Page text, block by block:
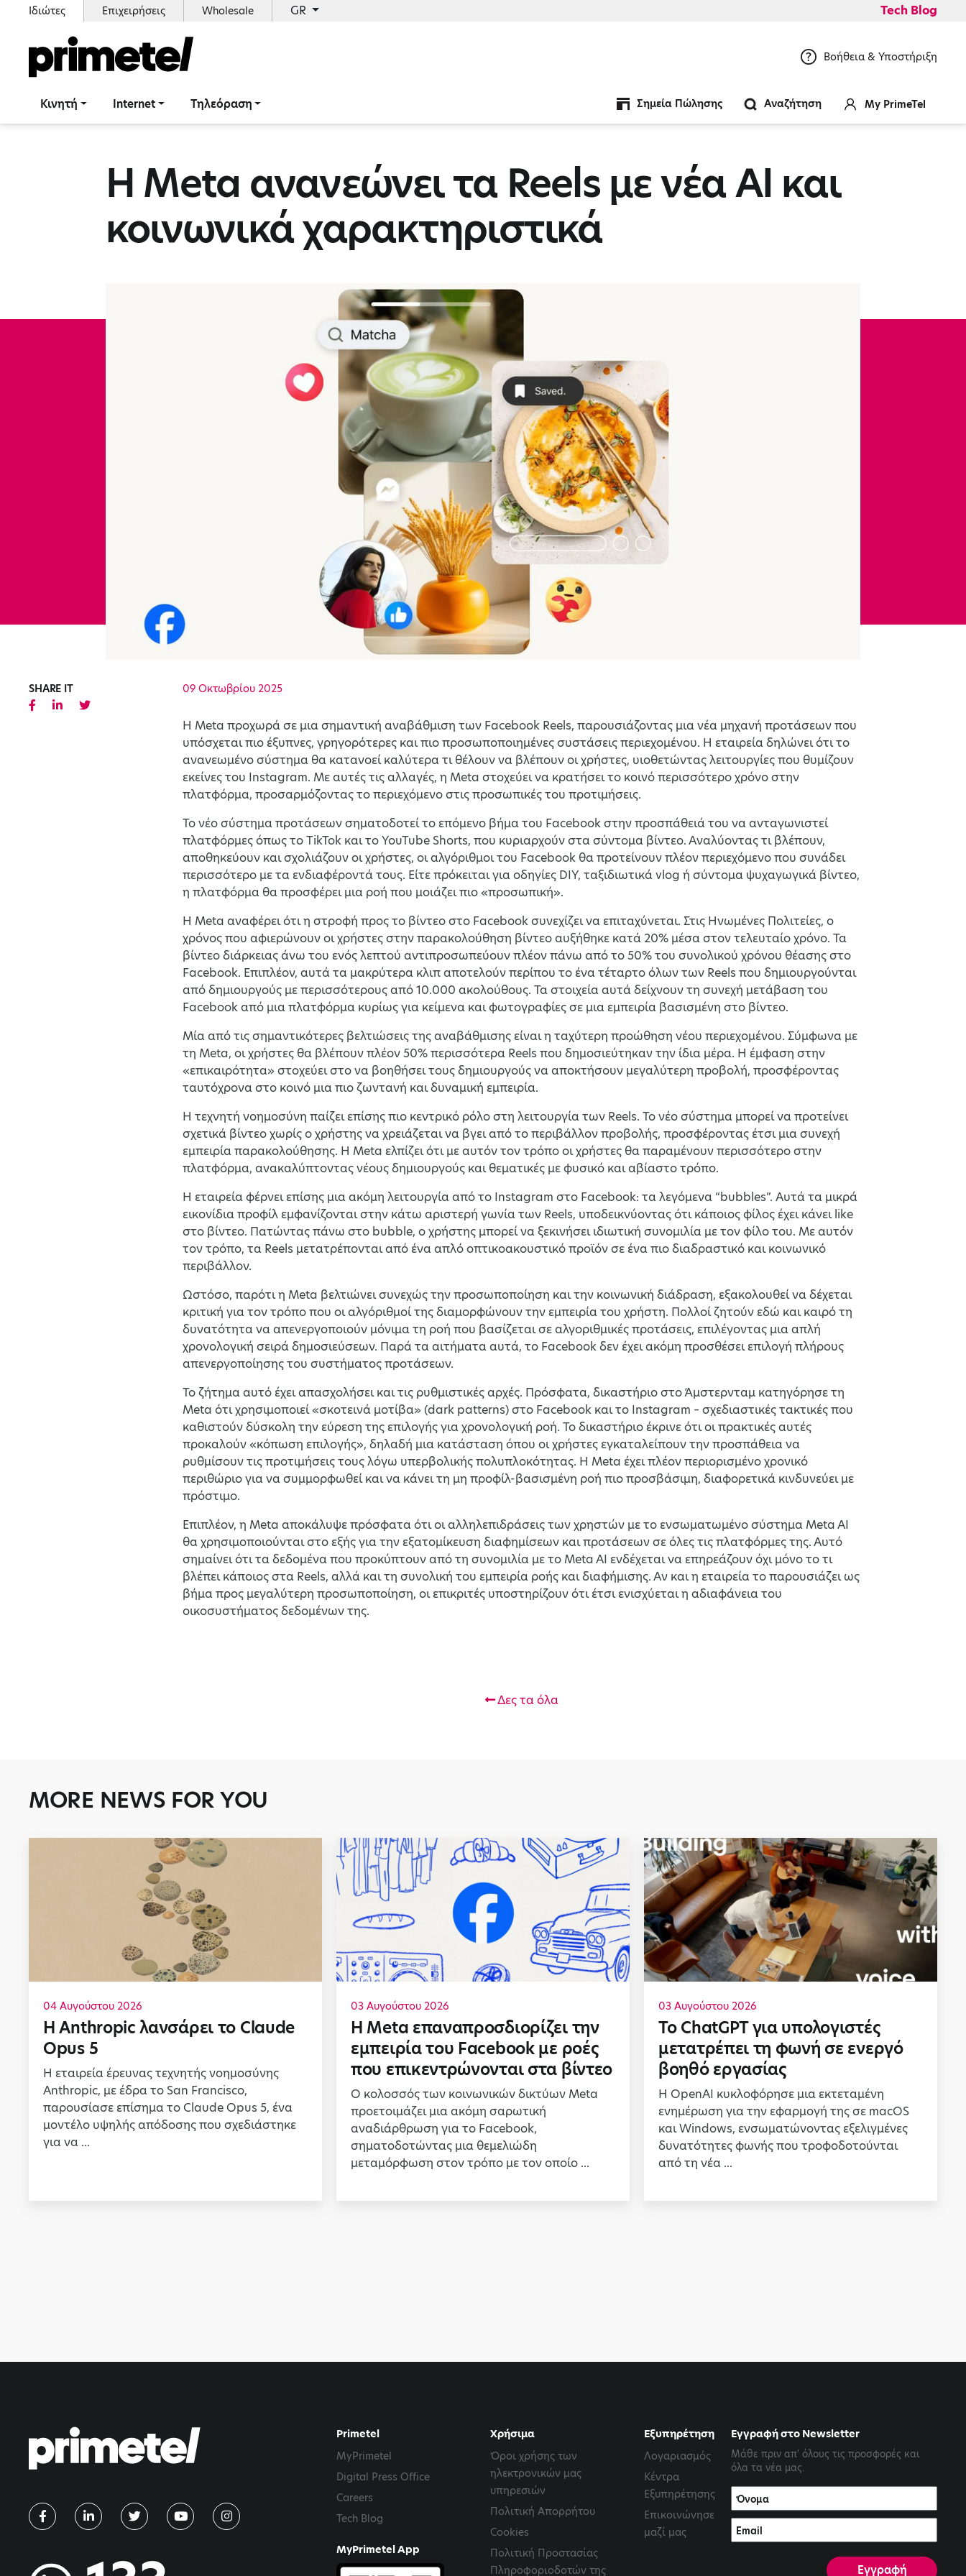
Ιδιώτες Επιχειρήσεις Wholesale GR Tech Blog
Βοήθεια & Υποστήριξη
Κινητή Internet Τηλεόραση Σημεία Πώλησης Αναζήτηση My PrimeTel
Η Meta ανανεώνει τα Reels με νέα AI και
κοινωνικά χαρακτηριστικά
SHARE IT 09 Οκτωβρίου 2025
Η Meta προχωρά σε μια σημαντική αναβάθμιση των Facebook Reels, παρουσιάζοντας μια νέα μηχανή προτάσεων που
υπόσχεται πιο έξυπνες, γρηγορότερες και πιο προσωποποιημένες συστάσεις περιεχομένου. Η εταιρεία δηλώνει ότι το
ανανεωμένο σύστημα θα κατανοεί καλύτερα τι θέλουν να βλέπουν οι χρήστες, υιοθετώντας λειτουργίες που θυμίζουν
εκείνες του Instagram. Με αυτές τις αλλαγές, η Meta στοχεύει να κρατήσει το κοινό περισσότερο χρόνο στην
πλατφόρμα, προσαρμόζοντας το περιεχόμενο στις προσωπικές του προτιμήσεις.
Το νέο σύστημα προτάσεων σηματοδοτεί το επόμενο βήμα του Facebook στην προσπάθειά του να ανταγωνιστεί
πλατφόρμες όπως το TikTok και το YouTube Shorts, που κυριαρχούν στα σύντομα βίντεο. Αναλύοντας τι βλέπουν,
αποθηκεύουν και σχολιάζουν οι χρήστες, οι αλγόριθμοι του Facebook θα προτείνουν πλέον περιεχόμενο που συνάδει
περισσότερο με τα ενδιαφέροντά τους. Είτε πρόκειται για οδηγίες DIY, ταξιδιωτικά vlog ή σύντομα ψυχαγωγικά βίντεο,
η πλατφόρμα θα προσφέρει μια ροή που μοιάζει πιο «προσωπική».
Η Meta αναφέρει ότι η στροφή προς το βίντεο στο Facebook συνεχίζει να επιταχύνεται. Στις Ηνωμένες Πολιτείες, ο
χρόνος που αφιερώνουν οι χρήστες στην παρακολούθηση βίντεο αυξήθηκε κατά 20% μέσα στον τελευταίο χρόνο. Τα
βίντεο διάρκειας άνω του ενός λεπτού αντιπροσωπεύουν πλέον πάνω από το 50% του συνολικού χρόνου θέασης στο
Facebook. Επιπλέον, αυτά τα μακρύτερα κλιπ αποτελούν περίπου το ένα τέταρτο όλων των Reels που δημιουργούνται
από δημιουργούς με περισσότερους από 10.000 ακολούθους. Τα στοιχεία αυτά δείχνουν τη συνεχή μετάβαση του
Facebook από μια πλατφόρμα κυρίως για κείμενα και φωτογραφίες σε μια εμπειρία βασισμένη στο βίντεο.
Μία από τις σημαντικότερες βελτιώσεις της αναβάθμισης είναι η ταχύτερη προώθηση νέου περιεχομένου. Σύμφωνα με
τη Meta, οι χρήστες θα βλέπουν πλέον 50% περισσότερα Reels που δημοσιεύτηκαν την ίδια μέρα. Η έμφαση στην
«επικαιρότητα» στοχεύει στο να βοηθήσει τους δημιουργούς να αποκτήσουν μεγαλύτερη προβολή, προσφέροντας
ταυτόχρονα στο κοινό μια πιο ζωντανή και δυναμική εμπειρία.
Η τεχνητή νοημοσύνη παίζει επίσης πιο κεντρικό ρόλο στη λειτουργία των Reels. Το νέο σύστημα μπορεί να προτείνει
σχετικά βίντεο χωρίς ο χρήστης να χρειάζεται να βγει από το περιβάλλον προβολής, προσφέροντας έτσι μια συνεχή
εμπειρία παρακολούθησης. Η Meta ελπίζει ότι με αυτόν τον τρόπο οι χρήστες θα παραμένουν περισσότερο στην
πλατφόρμα, ανακαλύπτοντας νέους δημιουργούς και θεματικές με φυσικό και αβίαστο τρόπο.
Η εταιρεία φέρνει επίσης μια ακόμη λειτουργία από το Instagram στο Facebook: τα λεγόμενα “bubbles”. Αυτά τα μικρά
εικονίδια προφίλ εμφανίζονται στην κάτω αριστερή γωνία των Reels, υποδεικνύοντας ότι κάποιος φίλος έχει κάνει like
στο βίντεο. Πατώντας πάνω στο bubble, ο χρήστης μπορεί να ξεκινήσει ιδιωτική συνομιλία με τον φίλο του. Με αυτόν
τον τρόπο, τα Reels μετατρέπονται από ένα απλό οπτικοακουστικό προϊόν σε ένα πιο διαδραστικό και κοινωνικό
περιβάλλον.
Ωστόσο, παρότι η Meta βελτιώνει συνεχώς την προσωποποίηση και την κοινωνική διάδραση, εξακολουθεί να δέχεται
κριτική για τον τρόπο που οι αλγόριθμοί της διαμορφώνουν την εμπειρία του χρήστη. Πολλοί ζητούν εδώ και καιρό τη
δυνατότητα να απενεργοποιούν μόνιμα τη ροή που βασίζεται σε αλγοριθμικές προτάσεις, επιλέγοντας μια απλή
χρονολογική σειρά δημοσιεύσεων. Παρά τα αιτήματα αυτά, το Facebook δεν έχει ακόμη προσθέσει επιλογή πλήρους
απενεργοποίησης του συστήματος προτάσεων.
Το ζήτημα αυτό έχει απασχολήσει και τις ρυθμιστικές αρχές. Πρόσφατα, δικαστήριο στο Άμστερνταμ κατηγόρησε τη
Meta ότι χρησιμοποιεί «σκοτεινά μοτίβα» (dark patterns) στο Facebook και το Instagram – σχεδιαστικές τακτικές που
καθιστούν δύσκολη την εύρεση της επιλογής για χρονολογική ροή. Το δικαστήριο έκρινε ότι οι πρακτικές αυτές
προκαλούν «κόπωση επιλογής», δηλαδή μια κατάσταση όπου οι χρήστες εγκαταλείπουν την προσπάθεια να
ρυθμίσουν τις προτιμήσεις τους λόγω υπερβολικής πολυπλοκότητας. Η Meta έχει πλέον περιορισμένο χρονικό
περιθώριο για να συμμορφωθεί και να κάνει τη μη προφίλ-βασισμένη ροή πιο προσβάσιμη, διαφορετικά κινδυνεύει με
πρόστιμο.
Επιπλέον, η Meta αποκάλυψε πρόσφατα ότι οι αλληλεπιδράσεις των χρηστών με το ενσωματωμένο σύστημα Meta AI
θα χρησιμοποιούνται στο εξής για την εξατομίκευση διαφημίσεων και προτάσεων σε όλες τις πλατφόρμες της. Αυτό
σημαίνει ότι τα δεδομένα που προκύπτουν από τη συνομιλία με το Meta AI ενδέχεται να επηρεάζουν όχι μόνο το τι
βλέπει κάποιος στα Reels, αλλά και τη συνολική του εμπειρία ροής και διαφήμισης. Αν και η εταιρεία το παρουσιάζει ως
βήμα προς μεγαλύτερη προσωποποίηση, οι επικριτές υποστηρίζουν ότι έτσι ενισχύεται η αδιαφάνεια του
οικοσυστήματος δεδομένων της.
Δες τα όλα
MORE NEWS FOR YOU
04 Αυγούστου 2026
Η Anthropic λανσάρει το Claude
Opus 5
Η εταιρεία έρευνας τεχνητής νοημοσύνης
Anthropic, με έδρα το San Francisco,
παρουσίασε επίσημα το Claude Opus 5, ένα
μοντέλο υψηλής απόδοσης που σχεδιάστηκε
για να ...
03 Αυγούστου 2026
Η Meta επαναπροσδιορίζει την
εμπειρία του Facebook με ροές
που επικεντρώνονται στα βίντεο
Ο κολοσσός των κοινωνικών δικτύων Meta
προετοιμάζει μια ακόμη σαρωτική
αναδιάρθρωση για το Facebook,
σηματοδοτώντας μια θεμελιώδη
μεταμόρφωση στον τρόπο με τον οποίο ...
03 Αυγούστου 2026
Το ChatGPT για υπολογιστές
μετατρέπει τη φωνή σε ενεργό
βοηθό εργασίας
Η OpenAI κυκλοφόρησε μια εκτεταμένη
ενημέρωση για την εφαρμογή της σε macOS
και Windows, ενσωματώνοντας εξελιγμένες
δυνατότητες φωνής που τροφοδοτούνται
από τη νέα ...
Primetel
MyPrimetel
Digital Press Office
Careers
Tech Blog
MyPrimetel App
Χρήσιμα
Όροι χρήσης των
ηλεκτρονικών μας
υπηρεσιών
Πολιτική Απορρήτου
Cookies
Πολιτική Προστασίας
Πληροφοριοδοτών της
Εξυπηρέτηση
Λογαριασμός
Κέντρα
Εξυπηρέτησης
Επικοινώνησε
μαζί μας
Εγγραφή στο Newsletter
Μάθε πριν απ' όλους τις προσφορές και
όλα τα νέα μας.